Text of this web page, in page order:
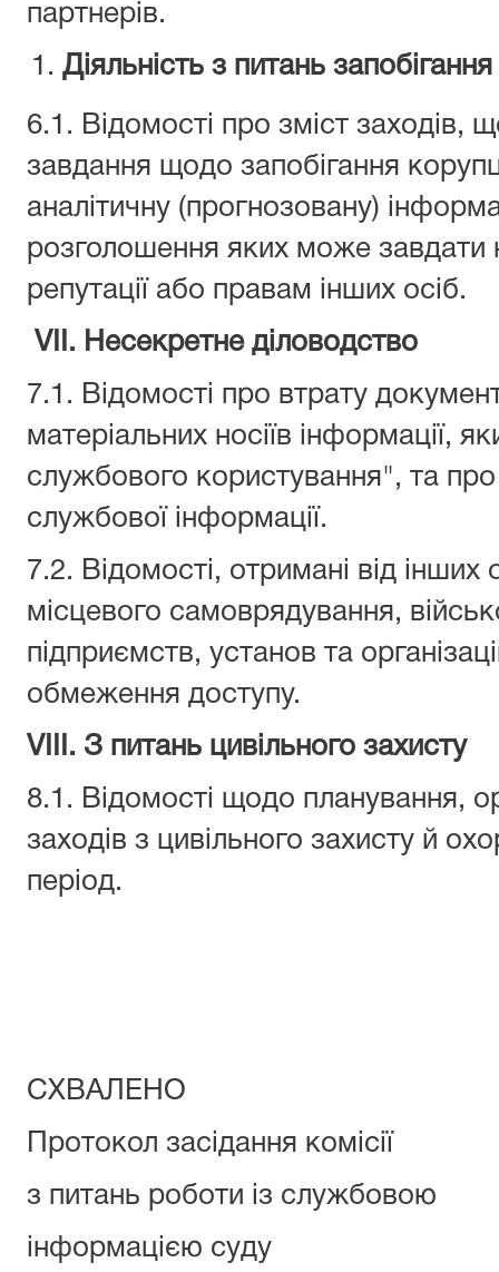
партнерів.
Діяльність з питань
6.1. Відомості про зміст заходів,
завдання щодо запобігання
аналітичну (прогнозовану)
розголошення яких може завдати
репутації або правам інших осіб.
VII. Несекретне діловодство
7.1. Відомості про втрату
матеріальних носіїв інформації,
службового користування", та
службової інформації.
7.2. Відомості, отримані від інших
місцевого самоврядування,
підприємств, установ та
обмеження доступу.
VIIІ. З питань цивільного захисту
8.1. Відомості щодо планування,
заходів з цивільного захисту й
період.
СХВАЛЕНО
Протокол засідання комісії
з питань роботи із службовою
інформацією суду